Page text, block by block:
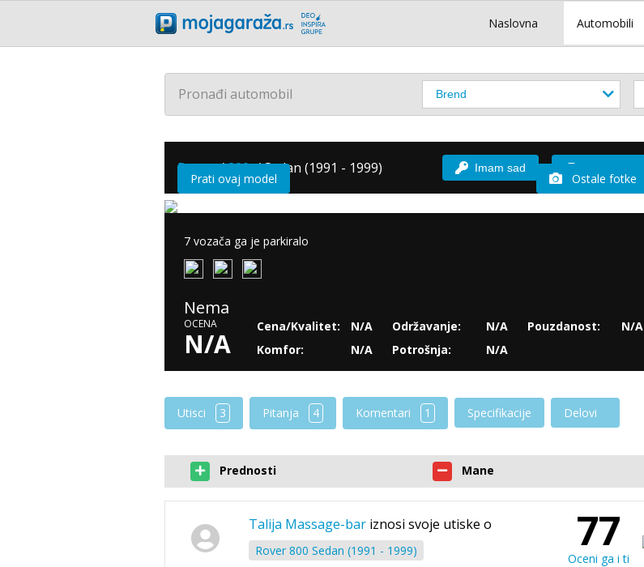
Naslovna Automobili
Pronađi automobil
Rover /800 /Sedan (1991 - 1999) Imam sad
Prati ovaj model Ostale fotke
7 vozača ga je parkiralo
Nema
OCENA
N/A
Cena/Kvalitet:
N/A
Komfor:
N/A
Održavanje:
N/A
Potrošnja:
N/A
Pouzdanost: N/A
Utisci 3 Pitanja 4 Komentari 1 Specifikacije Delovi
Prednosti Mane
Talija Massage-bar iznosi svoje utiske o
Rover 800 Sedan (1991 - 1999) 77
Oceni ga i ti